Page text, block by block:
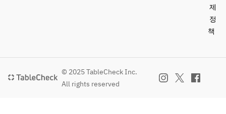
제
정
책
© 2025 TableCheck Inc.
All rights reserved